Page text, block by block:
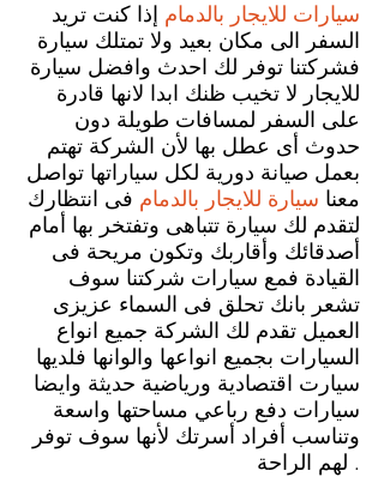
سيارات للايجار بالدمام إذا كنت تريد
السفر الى مكان بعيد ولا تمتلك سيارة
فشركتنا توفر لك احدث وافضل سيارة
للايجار لا تخيب ظنك ابدا لانها قادرة
على السفر لمسافات طويلة دون
حدوث أى عطل بها لأن الشركة تهتم
بعمل صيانة دورية لكل سياراتها تواصل
معنا سيارة للايجار بالدمام فى انتظارك
لتقدم لك سيارة تتباهى وتفتخر بها أمام
أصدقائك وأقاربك وتكون مريحة فى
القيادة فمع سيارات شركتنا سوف
تشعر بانك تحلق فى السماء عزيزى
العميل تقدم لك الشركة جميع انواع
السيارات بجميع انواعها والوانها فلديها
سيارت اقتصادية ورياضية حديثة وايضا
سيارات دفع رباعي مساحتها واسعة
وتناسب أفراد أسرتك لأنها سوف توفر
لهم الراحة .